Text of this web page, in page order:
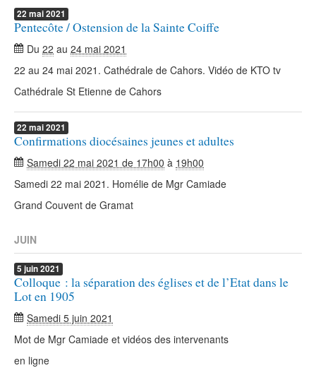
22 mai2021
Pentecôte / Ostension de la Sainte Coiffe
Du 22 au 24 mai 2021
22 au 24 mai 2021. Cathédrale de Cahors. Vidéo de KTO tv
Cathédrale St Etienne de Cahors
22 mai2021
Confirmations diocésaines jeunes et adultes
Samedi 22 mai 2021 de 17h00 à 19h00
Samedi 22 mai 2021. Homélie de Mgr Camiade
Grand Couvent de Gramat
JUIN
5 juin2021
Colloque : la séparation des églises et de l’Etat dans le
Lot en 1905
Samedi 5 juin 2021
Mot de Mgr Camiade et vidéos des intervenants
en ligne